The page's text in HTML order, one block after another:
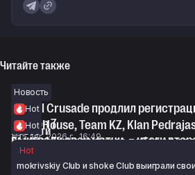
Читайте также
Новость
Digital Crusade продлил
Season 7
5 авг. 2026 г., 16:49
Hot
Minsk House, Team KZ, Klan
выиграли свои матчи — итоги
будущего по CS2
5 авг. 2026 г., 15:41
Hot
Eternal Fire одержала победу в
будущего 2026 по CS2
5 авг. 2026 г., 15:33
Новости
Hot
mokrivskiy Club и shoke Club выиграли